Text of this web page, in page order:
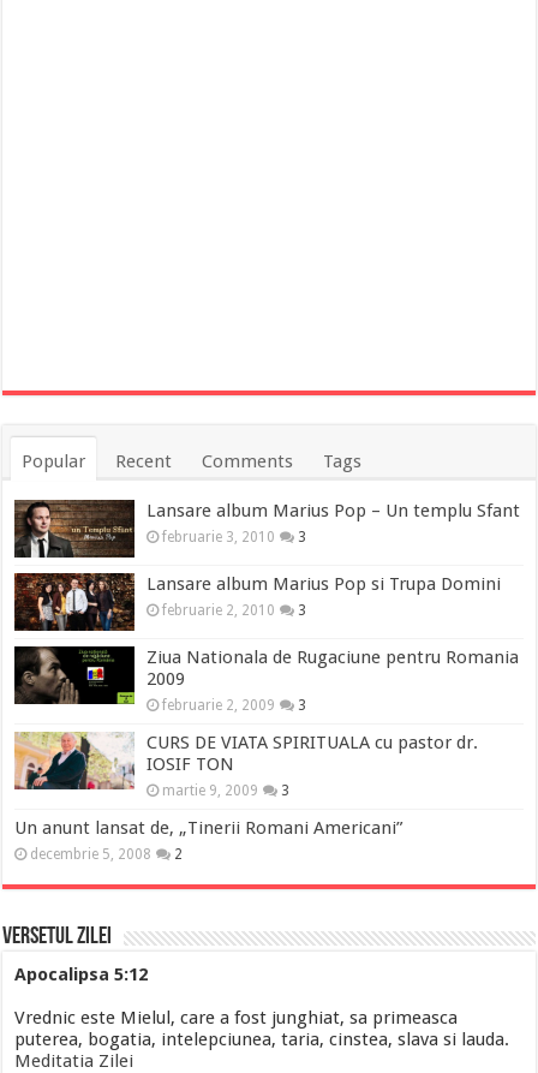
Popular Recent Comments Tags
Lansare album Marius Pop – Un templu Sfant
februarie 3, 2010 3
Lansare album Marius Pop si Trupa Domini
februarie 2, 2010 3
Ziua Nationala de Rugaciune pentru Romania
2009
februarie 2, 2009 3
CURS DE VIATA SPIRITUALA cu pastor dr.
IOSIF TON
martie 9, 2009 3
Un anunt lansat de, „Tinerii Romani Americani”
decembrie 5, 2008 2
Versetul Zilei
Apocalipsa 5:12
Vrednic este Mielul, care a fost junghiat, sa primeasca
puterea, bogatia, intelepciunea, taria, cinstea, slava si lauda.
Meditatia Zilei